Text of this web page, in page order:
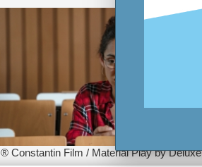
® Constantin Film / Material Play by Deluxe